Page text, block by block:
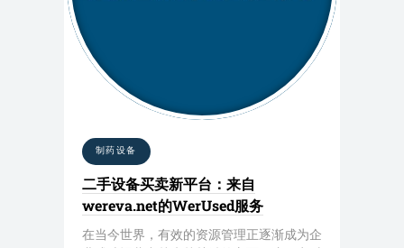
制药设备
二手设备买卖新平台：来自
wereva.net的WerUsed服务
在当今世界，有效的资源管理正逐渐成为企